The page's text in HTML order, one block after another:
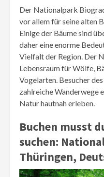
Der Nationalpark
vor allem für seine alten
Einige der Bäume sind
daher eine enorme
Vielfalt der Region. Der
Lebensraum für Wölfe,
Vogelarten. Besucher
zahlreiche Wanderwege
Natur hautnah erleben.
Buchen musst
suchen:
Thüringen,